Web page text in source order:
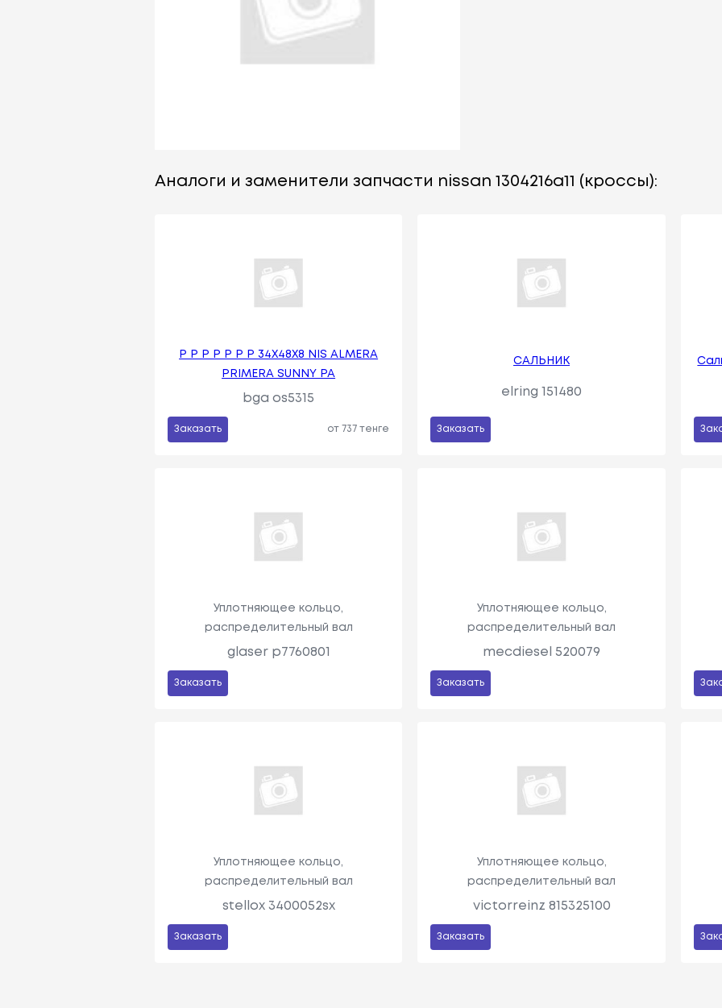
Аналоги и заменители запчасти nissan 1304216a11 (кроссы):
Р Р Р Р Р Р Р 34X48X8 NIS ALMERA
PRIMERA SUNNY PA
bga os5315
Заказать от 737 тенге
САЛЬНИК
elring 151480
Заказать
Уплотняющее кольцо,
распределительный вал
glaser p7760801
Заказать
Уплотняющее кольцо,
распределительный вал
mecdiesel 520079
Заказать
Уплотняющее кольцо,
распределительный вал
stellox 3400052sx
Заказать
Уплотняющее кольцо,
распределительный вал
victorreinz 815325100
Заказать